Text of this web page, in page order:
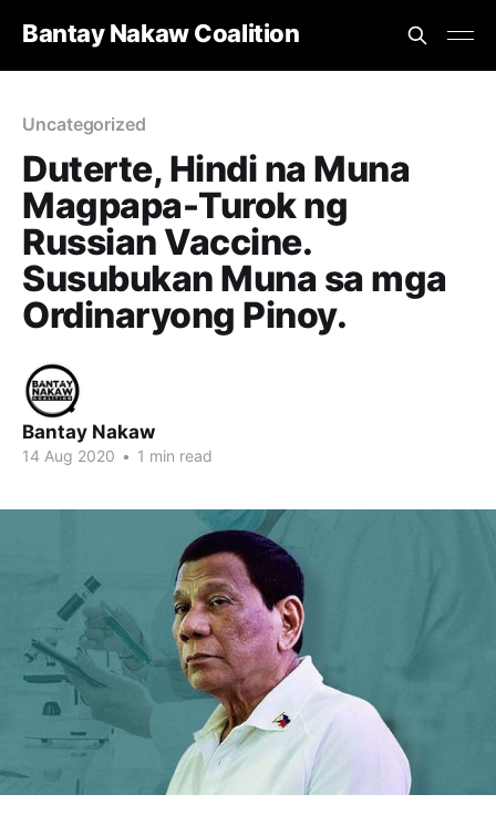
Bantay Nakaw Coalition
Uncategorized
Duterte, Hindi na Muna
Magpapa-Turok ng
Russian Vaccine.
Susubukan Muna sa mga
Ordinaryong Pinoy.
Bantay Nakaw
14 Aug 2020 • 1 min read